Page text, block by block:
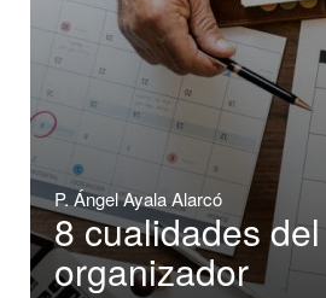
P. Ángel Ayala Alarcó
8 cualidades del
organizador